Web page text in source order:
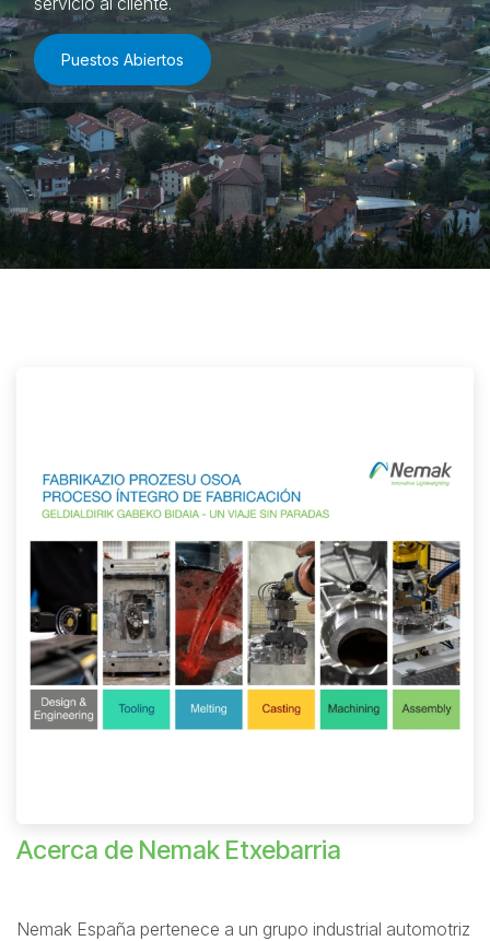
Puestos Abiertos
Acerca de Nemak Etxebarria
Nemak España pertenece a un grupo industrial automotriz